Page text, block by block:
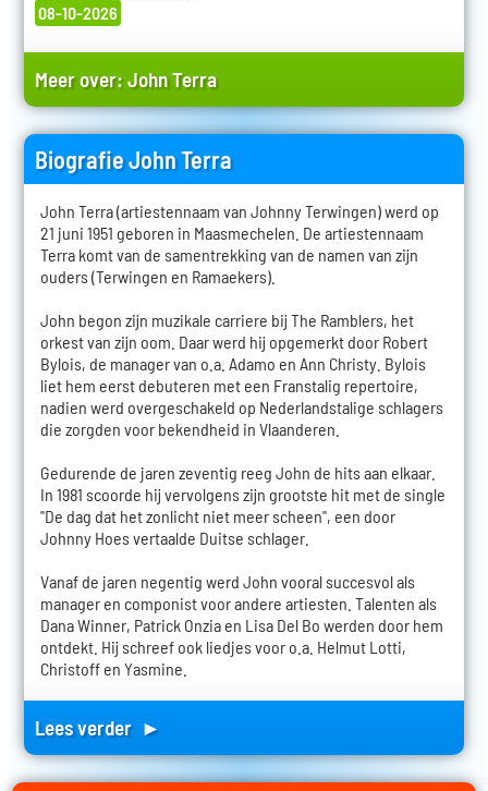
08-10-2026
Meer over:John Terra
Biografie John Terra
John Terra (artiestennaam van Johnny Terwingen) werd op
21 juni 1951 geboren in Maasmechelen. De artiestennaam
Terra komt van de samentrekking van de namen van zijn
ouders (Terwingen en Ramaekers).
John begon zijn muzikale carriere bij The Ramblers, het
orkest van zijn oom. Daar werd hij opgemerkt door Robert
Bylois, de manager van o.a. Adamo en Ann Christy. Bylois
liet hem eerst debuteren met een Franstalig repertoire,
nadien werd overgeschakeld op Nederlandstalige schlagers
die zorgden voor bekendheid in Vlaanderen.
Gedurende de jaren zeventig reeg John de hits aan elkaar.
In 1981 scoorde hij vervolgens zijn grootste hit met de single
"De dag dat het zonlicht niet meer scheen", een door
Johnny Hoes vertaalde Duitse schlager.
Vanaf de jaren negentig werd John vooral succesvol als
manager en componist voor andere artiesten. Talenten als
Dana Winner, Patrick Onzia en Lisa Del Bo werden door hem
ontdekt. Hij schreef ook liedjes voor o.a. Helmut Lotti,
Christoff en Yasmine.
Lees verder ►